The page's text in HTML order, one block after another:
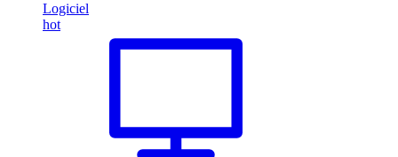
Logiciel
hot